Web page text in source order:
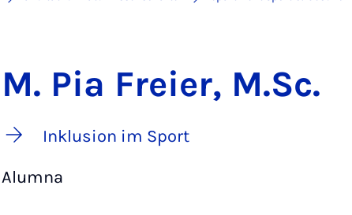
M. Pia Freier, M.Sc.
Inklusion im Sport
Alumna